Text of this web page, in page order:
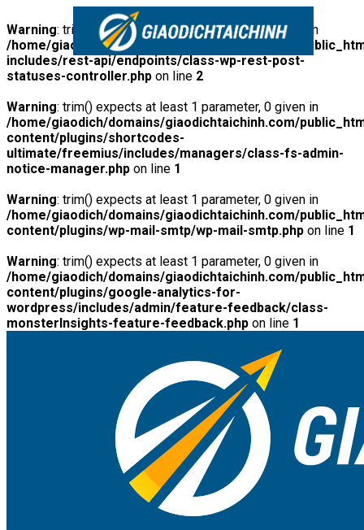
Warning: trim() expects at least 1 parameter, 0 given in
/home/giaodich/domains/giaodichtaichinh.com/
includes/rest-api/endpoints/class-wp-rest-post-
statuses-controller.php on line 2
Warning: trim() expects at least 1 parameter, 0 given in
/home/giaodich/domains/giaodichtaichinh.com/
content/plugins/shortcodes-
ultimate/freemius/includes/managers/class-fs-admin-
notice-manager.php on line 1
Warning: trim() expects at least 1 parameter, 0 given in
/home/giaodich/domains/giaodichtaichinh.com/
content/plugins/wp-mail-smtp/wp-mail-smtp.php on line 1
Warning: trim() expects at least 1 parameter, 0 given in
/home/giaodich/domains/giaodichtaichinh.com/
content/plugins/google-analytics-for-
wordpress/includes/admin/feature-feedback/class-
monsterInsights-feature-feedback.php on line 1